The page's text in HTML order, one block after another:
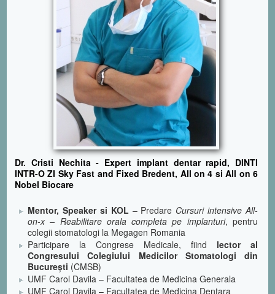
Dr. Cristi Nechita - Expert implant dentar rapid, DINTI
INTR-O ZI Sky Fast and Fixed Bredent, All on 4 si All on 6
Nobel Biocare
Mentor, Speaker si KOL – Predare Cursuri intensive All-
on-x – Reabilitare orala completa pe implanturi, pentru
colegii stomatologi la Megagen Romania
Participare la Congrese Medicale, fiind lector al
Congresului Colegiului Medicilor Stomatologi din
București (CMSB)
UMF Carol Davila – Facultatea de Medicina Generala
UMF Carol Davila – Facultatea de Medicina Dentara